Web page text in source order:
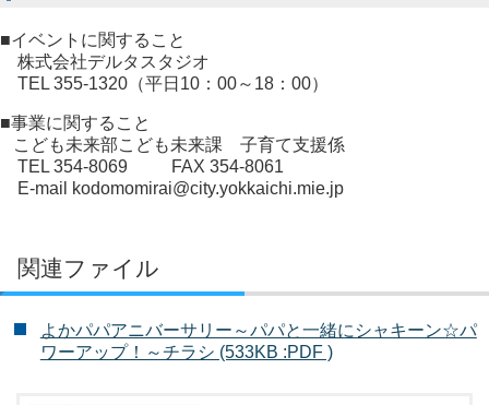
■イベントに関すること
株式会社デルタスタジオ
TEL 355-1320（平日10：00～18：00）
■事業に関すること
こども未来部こども未来課 子育て支援係
TEL 354-8069 FAX 354-8061
E-mail kodomomirai@city.yokkaichi.mie.jp
関連ファイル
よかパパアニバーサリー～パパと一緒にシャキーン☆パ
ワーアップ！～チラシ (533KB :PDF )